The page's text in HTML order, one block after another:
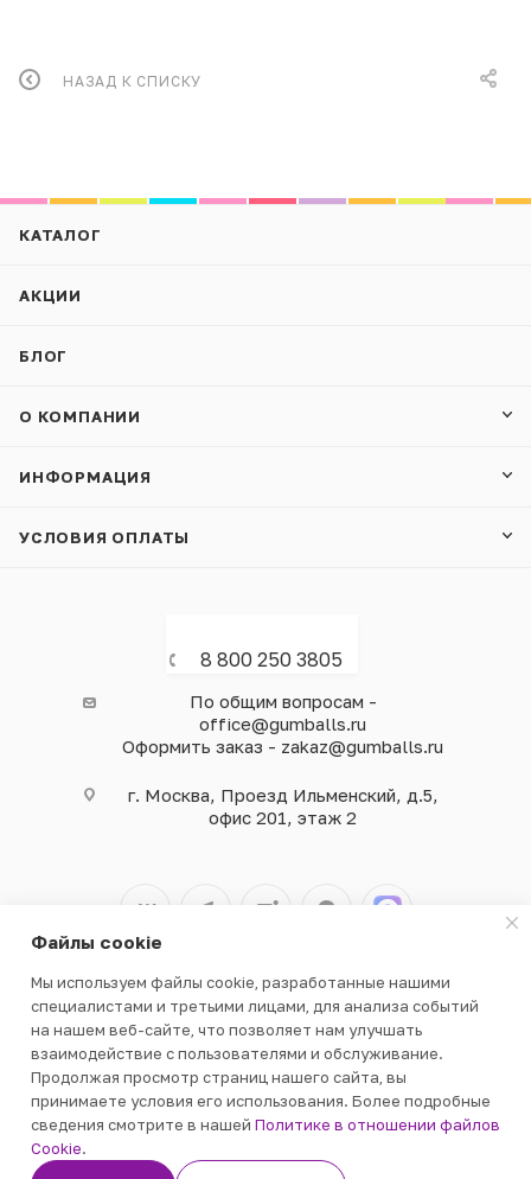
НАЗАД К СПИСКУ
КАТАЛОГ
АКЦИИ
БЛОГ
О КОМПАНИИ
ИНФОРМАЦИЯ
УСЛОВИЯ ОПЛАТЫ
8 800 250 3805
По общим вопросам -
office@gumballs.ru
Оформить заказ - zakaz@gumballs.ru
г. Москва, Проезд Ильменский, д.5,
офис 201, этаж 2
Файлы cookie
Мы используем файлы cookie, разработанные нашими
специалистами и третьими лицами, для анализа событий
на нашем веб-сайте, что позволяет нам улучшать
взаимодействие с пользователями и обслуживание.
Продолжая просмотр страниц нашего сайта, вы
принимаете условия его использования. Более подробные
сведения смотрите в нашей Политике в отношении файлов
Cookie.